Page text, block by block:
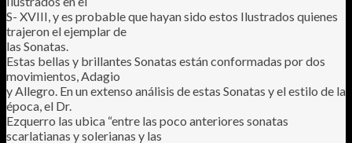
S- XVIII, y es probable que hayan sido estos Ilustrados quienes
trajeron el ejemplar de
las Sonatas.
Estas bellas y brillantes Sonatas están conformadas por dos
movimientos, Adagio
y Allegro. En un extenso análisis de estas Sonatas y el estilo de la
época, el Dr.
Ezquerro las ubica “entre las poco anteriores sonatas
scarlatianas y solerianas y las